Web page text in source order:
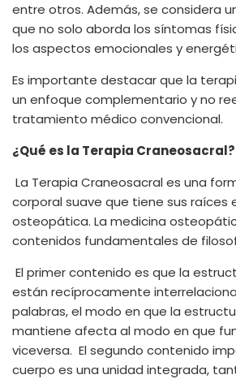
entre otros. Además, se considera
que no solo aborda los síntomas
los aspectos emocionales y
Es importante destacar que la
un enfoque complementario y no
tratamiento médico convencional.
¿Qué es la Terapia Craneosacral?
La Terapia Craneosacral es una
corporal suave que tiene sus raíces
osteopática. La medicina
contenidos fundamentales de
El primer contenido es que la
están recíprocamente
palabras, el modo en que la
mantiene afecta al modo en que
viceversa. El segundo contenido
cuerpo es una unidad integrada,